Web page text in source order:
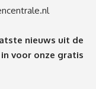
nieuws uit de
in voor onze gratis